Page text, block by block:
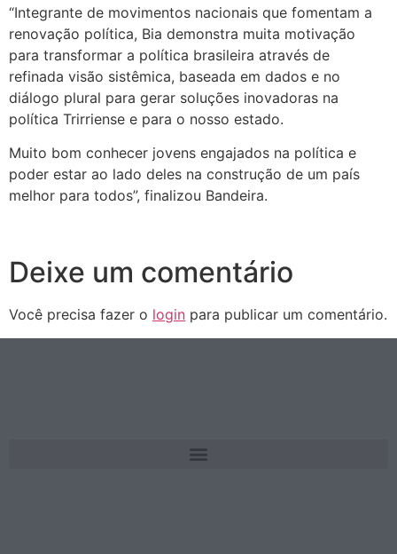
“Integrante de movimentos nacionais que fomentam a
renovação política, Bia demonstra muita motivação
para transformar a política brasileira através de
refinada visão sistêmica, baseada em dados e no
diálogo plural para gerar soluções inovadoras na
política Trirriense e para o nosso estado.
Muito bom conhecer jovens engajados na política e
poder estar ao lado deles na construção de um país
melhor para todos”, finalizou Bandeira.
Deixe um comentário
Você precisa fazer o login para publicar um comentário.